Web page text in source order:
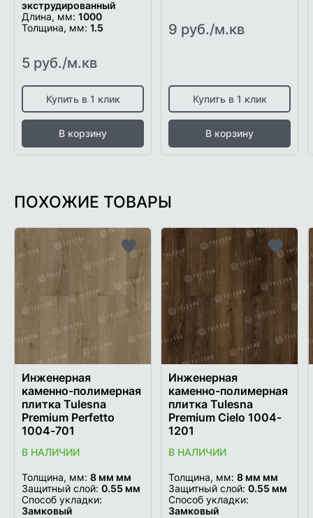
экструдированный
Длина, мм: 1000
Толщина, мм: 1.5
5 руб./м.кв
Купить в 1 клик
В корзину
9 руб./м.кв
Купить в 1 клик
В корзину
ПОХОЖИЕ ТОВАРЫ
Добавить
список
желаемого
Инженерная
каменно-полимерная
плитка Tulesna
Premium Perfetto
1004-701
В НАЛИЧИИ
Толщина, мм: 8 мм мм
Защитный слой: 0.55 мм
Способ укладки:
Замковый
список
Инженерная
каменно-полимерная
плитка Tulesna
Premium Cielo 1004-
1201
В НАЛИЧИИ
Толщина, мм: 8 мм мм
Защитный слой: 0.55 мм
Способ укладки:
Замковый